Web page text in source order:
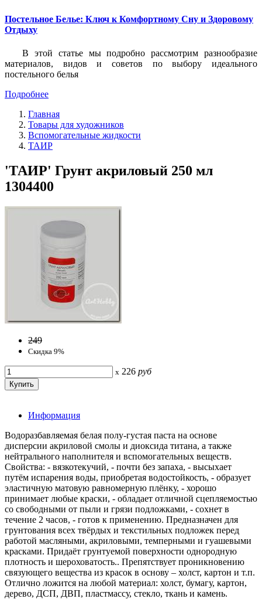
Постельное Белье: Ключ к Комфортному Сну и Здоровому
Отдыху
В этой статье мы подробно рассмотрим разнообразие
материалов, видов и советов по выбору идеального
постельного белья
Подробнее
Главная
Товары для художников
Вспомогательные жидкости
ТАИР
'ТАИР' Грунт акриловый 250 мл
1304400
249
Скидка 9%
x 226 руб
Информация
Водоразбавляемая белая полу-густая паста на основе
дисперсии акриловой смолы и диоксида титана, а также
нейтрального наполнителя и вспомогательных веществ.
Свойства: - вязкотекучий, - почти без запаха, - высыхает
путём испарения воды, приобретая водостойкость, - образует
эластичную матовую равномерную плёнку, - хорошо
принимает любые краски, - обладает отличной сцепляемостью
со свободными от пыли и грязи подложками, - сохнет в
течение 2 часов, - готов к применению. Предназначен для
грунтования всех твёрдых и текстильных подложек перед
работой масляными, акриловыми, темперными и гуашевыми
красками. Придаёт грунтуемой поверхности однородную
плотность и шероховатость.. Препятствует проникновению
связующего вещества из красок в основу – холст, картон и т.п.
Отлично ложится на любой материал: холст, бумагу, картон,
дерево, ДСП, ДВП, пластмассу, стекло, ткань и камень.